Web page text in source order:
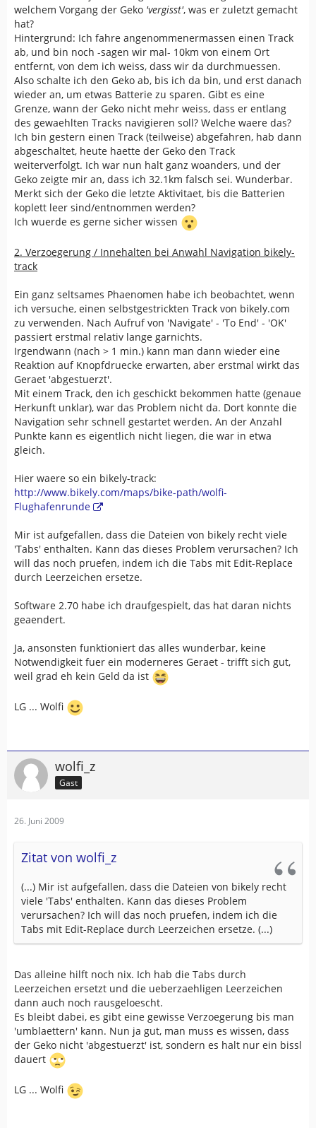
welchem Vorgang der Geko 'vergisst', was er zuletzt gemacht
hat?
Hintergrund: Ich fahre angenommenermassen einen Track
ab, und bin noch -sagen wir mal- 10km von einem Ort
entfernt, von dem ich weiss, dass wir da durchmuessen.
Also schalte ich den Geko ab, bis ich da bin, und erst danach
wieder an, um etwas Batterie zu sparen. Gibt es eine
Grenze, wann der Geko nicht mehr weiss, dass er entlang
des gewaehlten Tracks navigieren soll? Welche waere das?
Ich bin gestern einen Track (teilweise) abgefahren, hab dann
abgeschaltet, heute haette der Geko den Track
weiterverfolgt. Ich war nun halt ganz woanders, und der
Geko zeigte mir an, dass ich 32.1km falsch sei. Wunderbar.
Merkt sich der Geko die letzte Aktivitaet, bis die Batterien
koplett leer sind/entnommen werden?
Ich wuerde es gerne sicher wissen
2. Verzoegerung / Innehalten bei Anwahl Navigation bikely-
track
Ein ganz seltsames Phaenomen habe ich beobachtet, wenn
ich versuche, einen selbstgestrickten Track von bikely.com
zu verwenden. Nach Aufruf von 'Navigate' - 'To End' - 'OK'
passiert erstmal relativ lange garnichts.
Irgendwann (nach > 1 min.) kann man dann wieder eine
Reaktion auf Knopfdruecke erwarten, aber erstmal wirkt das
Geraet 'abgestuerzt'.
Mit einem Track, den ich geschickt bekommen hatte (genaue
Herkunft unklar), war das Problem nicht da. Dort konnte die
Navigation sehr schnell gestartet werden. An der Anzahl
Punkte kann es eigentlich nicht liegen, die war in etwa
gleich.
Hier waere so ein bikely-track:
http://www.bikely.com/maps/bike-path/wolfi-
Flughafenrunde
Mir ist aufgefallen, dass die Dateien von bikely recht viele
'Tabs' enthalten. Kann das dieses Problem verursachen? Ich
will das noch pruefen, indem ich die Tabs mit Edit-Replace
durch Leerzeichen ersetze.
Software 2.70 habe ich draufgespielt, das hat daran nichts
geaendert.
Ja, ansonsten funktioniert das alles wunderbar, keine
Notwendigkeit fuer ein moderneres Geraet - trifft sich gut,
weil grad eh kein Geld da ist
LG ... Wolfi
wolfi_z
Gast
26. Juni 2009
Zitat von wolfi_z
(...) Mir ist aufgefallen, dass die Dateien von bikely recht
viele 'Tabs' enthalten. Kann das dieses Problem
verursachen? Ich will das noch pruefen, indem ich die
Tabs mit Edit-Replace durch Leerzeichen ersetze. (...)
Das alleine hilft noch nix. Ich hab die Tabs durch
Leerzeichen ersetzt und die ueberzaehligen Leerzeichen
dann auch noch rausgeloescht.
Es bleibt dabei, es gibt eine gewisse Verzoegerung bis man
'umblaettern' kann. Nun ja gut, man muss es wissen, dass
der Geko nicht 'abgestuerzt' ist, sondern es halt nur ein bissl
dauert
LG ... Wolfi